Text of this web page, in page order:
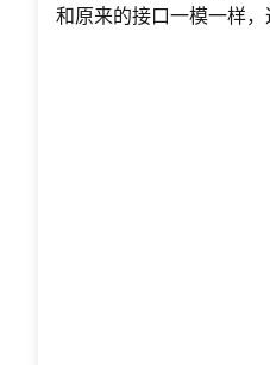
和原来的接口一模一样